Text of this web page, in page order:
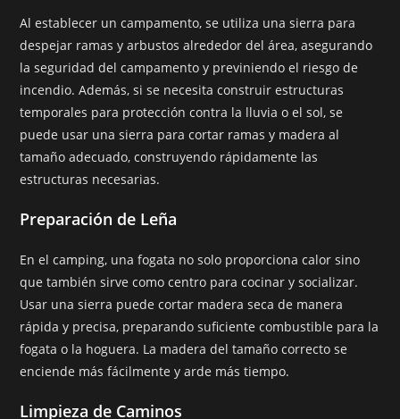
Al establecer un campamento, se utiliza una sierra para
despejar ramas y arbustos alrededor del área, asegurando
la seguridad del campamento y previniendo el riesgo de
incendio. Además, si se necesita construir estructuras
temporales para protección contra la lluvia o el sol, se
puede usar una sierra para cortar ramas y madera al
tamaño adecuado, construyendo rápidamente las
estructuras necesarias.
Preparación de Leña
En el camping, una fogata no solo proporciona calor sino
que también sirve como centro para cocinar y socializar.
Usar una sierra puede cortar madera seca de manera
rápida y precisa, preparando suficiente combustible para la
fogata o la hoguera. La madera del tamaño correcto se
enciende más fácilmente y arde más tiempo.
Limpieza de Caminos